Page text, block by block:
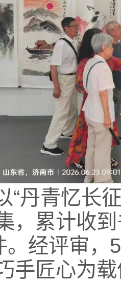
“丹青忆长
，累计收
。经评审，
手匠心为